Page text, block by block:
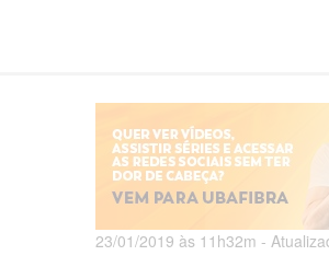
23/01/2019 às 11h32m -